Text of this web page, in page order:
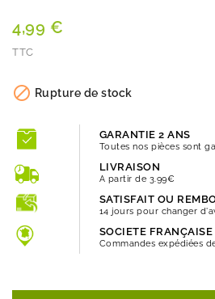
4,99 €
TTC
 Rupture de stock
GARANTIE 2 ANS
Toutes nos pièces sont
LIVRAISON
A partir de 3.99€
SATISFAIT OU
14 jours pour changer
SOCIETE FRANÇAISE
Commandes expédiées